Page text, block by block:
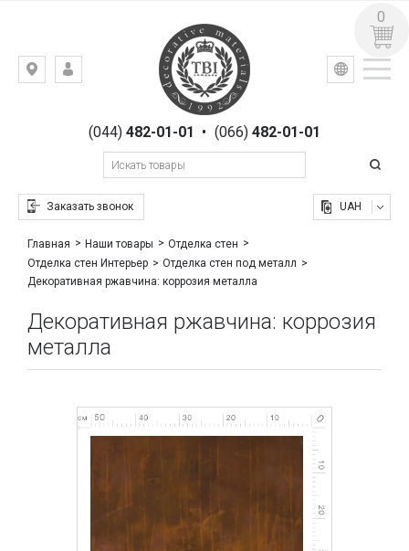
Киев,
Гоголевская,(044)482-01-01 • (066) 482-01-01
Заказать звонок
УКР РУС
UAH
0
Главная Наши товары
Отделка стен
Отделка стен Интерьер
Отделка стен под металл
Декоративная ржавчина: коррозия металла
Декоративная ржавчина: коррозия
металла